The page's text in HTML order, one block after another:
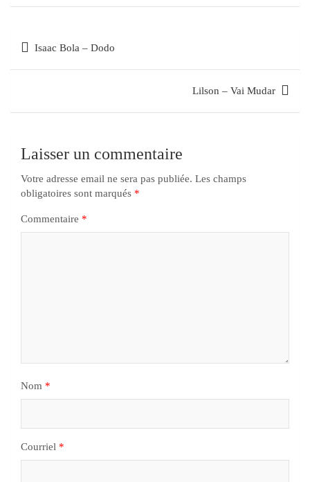
Isaac Bola – Dodo
Lilson – Vai Mudar
Laisser un commentaire
Votre adresse email ne sera pas publiée. Les champs
obligatoires sont marqués *
Commentaire *
Nom *
Courriel *